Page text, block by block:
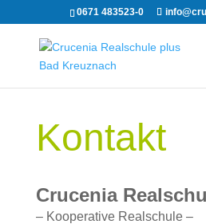
0671 483523-0
Kontakt
Crucenia
– Kooperative Realschule –